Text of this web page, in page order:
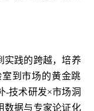
实践的跨越，培养
到市场的黄金跳
-技术研发×市场洞
数据与专家论证化